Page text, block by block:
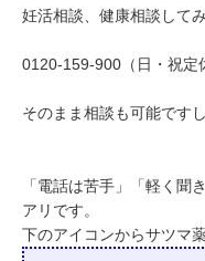
妊活相談、健康相談して
0120-159-900（日・祝定
そのまま相談も可能です
「電話は苦手」「軽く聞
アリです。
下のアイコンからサツマ